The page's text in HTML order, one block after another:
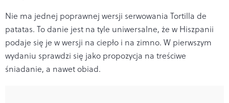
Nie ma jednej poprawnej wersji serwowania Tortilla de
patatas. To danie jest na tyle uniwersalne, że w Hiszpanii
podaje się je w wersji na ciepło i na zimno. W pierwszym
wydaniu sprawdzi się jako propozycja na treściwe
śniadanie, a nawet obiad.